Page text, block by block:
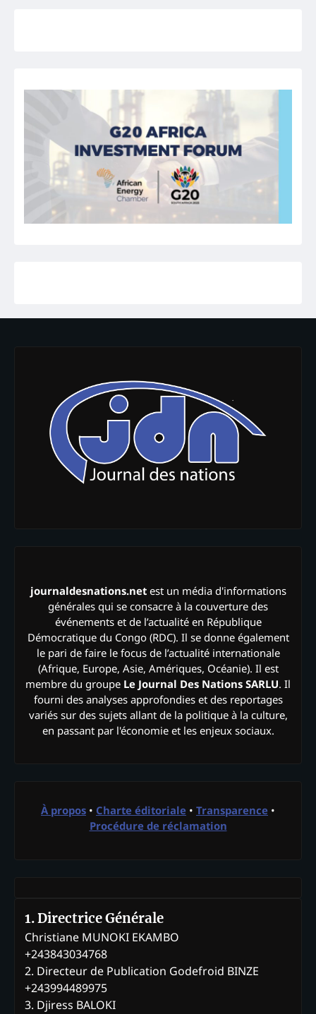
journaldesnations.netest un média d'informations
générales qui se consacre à la couverture des
événements et de l’actualité en République
Démocratique du Congo (RDC). Il se donne également
le pari de faire le focus de l’actualité internationale
(Afrique, Europe, Asie, Amériques, Océanie). Il est
membre du groupe Le Journal Des Nations SARLU. Il
fourni des analyses approfondies et des reportages
variés sur des sujets allant de la politique à la culture,
en passant par l'économie et les enjeux sociaux.
À propos • Charte éditoriale • Transparence •
Procédure de réclamation
1. Directrice Générale
Christiane MUNOKI EKAMBO
+243843034768
2. Directeur de Publication Godefroid BINZE
+243994489975
3. Djiress BALOKI